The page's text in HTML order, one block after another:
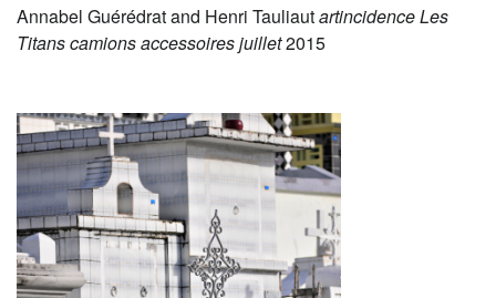
Annabel Guérédrat and Henri Tauliautartincidence Les
Titans camions accessoires juillet2015